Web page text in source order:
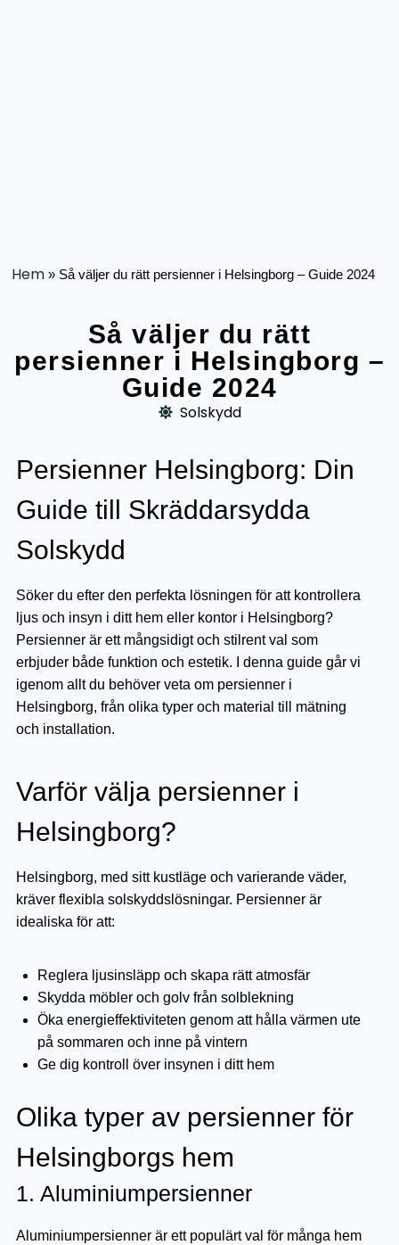
Hem » Så väljer du rätt persienner i Helsingborg – Guide 2024
Så väljer du rätt
persienner i Helsingborg –
Guide 2024
Solskydd
Persienner Helsingborg: Din
Guide till Skräddarsydda
Solskydd
Söker du efter den perfekta lösningen för att kontrollera
ljus och insyn i ditt hem eller kontor i Helsingborg?
Persienner är ett mångsidigt och stilrent val som
erbjuder både funktion och estetik. I denna guide går vi
igenom allt du behöver veta om persienner i
Helsingborg, från olika typer och material till mätning
och installation.
Varför välja persienner i
Helsingborg?
Helsingborg, med sitt kustläge och varierande väder,
kräver flexibla solskyddslösningar. Persienner är
idealiska för att:
Reglera ljusinsläpp och skapa rätt atmosfär
Skydda möbler och golv från solblekning
Öka energieffektiviteten genom att hålla värmen ute
på sommaren och inne på vintern
Ge dig kontroll över insynen i ditt hem
Olika typer av persienner för
Helsingborgs hem
1. Aluminiumpersienner
Aluminiumpersienner är ett populärt val för många hem